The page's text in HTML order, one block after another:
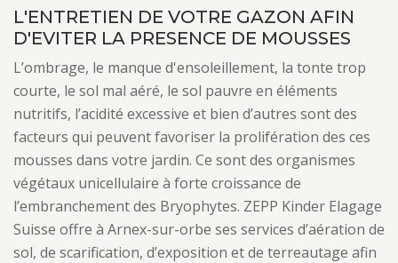
L'ENTRETIEN DE VOTRE GAZON AFIN
D'EVITER LA PRESENCE DE MOUSSES
L’ombrage, le manque d'ensoleillement, la tonte trop
courte, le sol mal aéré, le sol pauvre en éléments
nutritifs, l’acidité excessive et bien d’autres sont des
facteurs qui peuvent favoriser la prolifération des ces
mousses dans votre jardin. Ce sont des organismes
végétaux unicellulaire à forte croissance de
l’embranchement des Bryophytes. ZEPP Kinder Elagage
Suisse offre à Arnex-sur-orbe ses services d’aération de
sol, de scarification, d’exposition et de terreautage afin